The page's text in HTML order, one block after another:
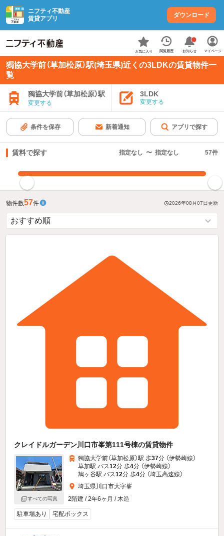
ニフティ不動産
賃貸アプリ
ダウンロード
お気に入り 閲覧履歴 お知らせ マイページ
獨協大学前（草加松原）駅(埼玉県)近くの3LDKの賃貸物件一
覧
獨協大学前（草加松原）駅
変更する
3LDK
変更する
条件を保存 新着通知 アプリで探す
賃料で探す 指定なし 〜 指定なし 57件
物件数57件 2026年08月07日更新
クレイドルガーデン川口市峯第111号棟の賃貸物件
すべての写真
獨協大学前（草加松原）駅 歩37分 （伊勢崎線）
草加駅 バス12分 歩4分 （伊勢崎線）
鳩ヶ谷駅 バス12分 歩4分 （埼玉高速線）
埼玉県川口市大字峯
2階建 / 2年6ヶ月 / 木造
駐車場あり 宅配ボックス